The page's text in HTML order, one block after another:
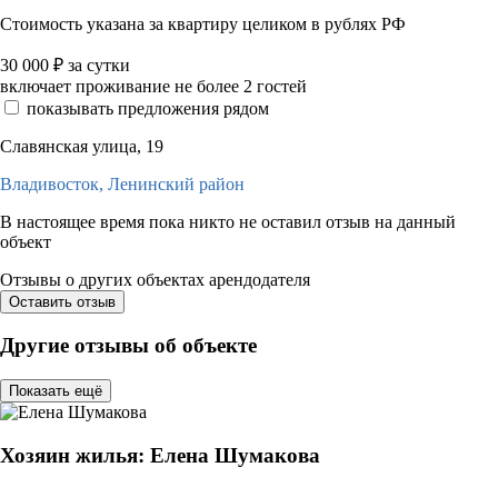
Стоимость указана за квартиру целиком в рублях РФ
30 000 ₽ за сутки
включает проживание не более 2 гостей
показывать предложения рядом
Славянская улица, 19
Владивосток, Ленинский район
В настоящее время пока никто не оставил отзыв на данный
объект
Отзывы о других объектах арендодателя
Оставить отзыв
Другие отзывы об объекте
Показать ещё
Хозяин жилья: Елена Шумакова